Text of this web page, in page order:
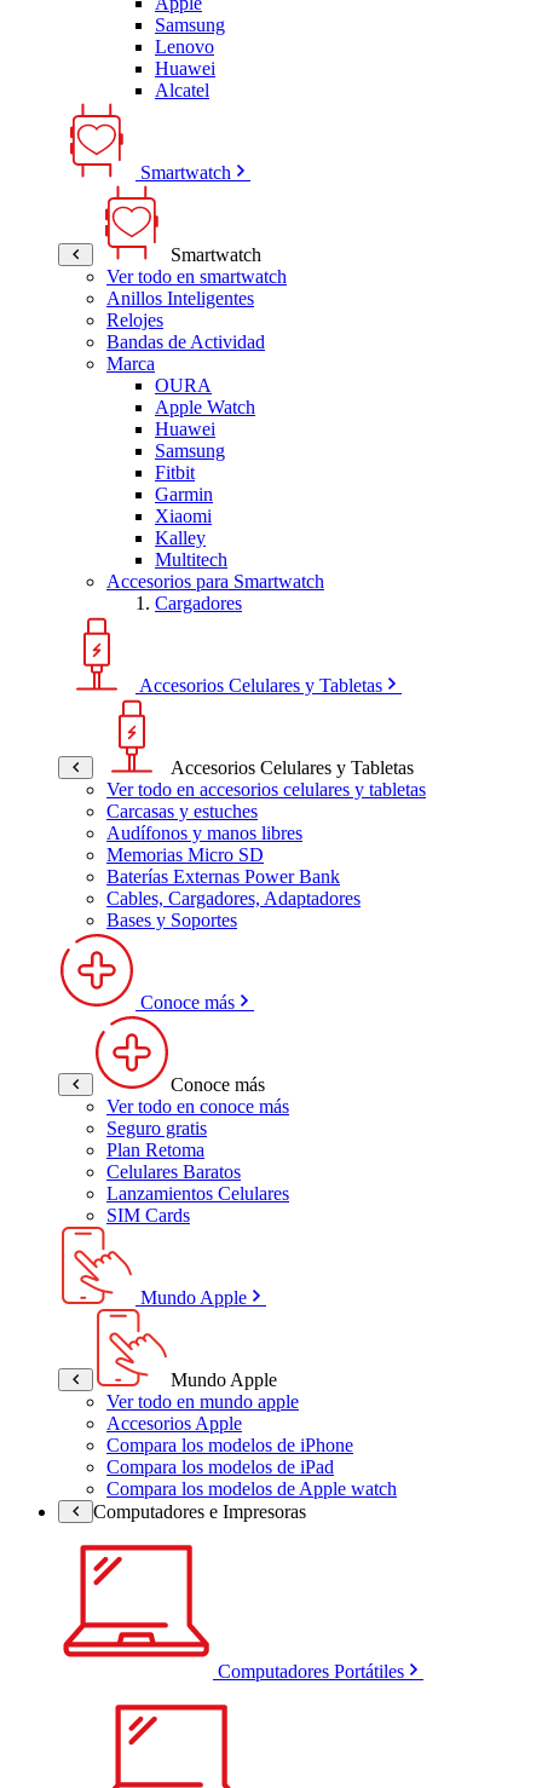
Samsung
Lenovo
Huawei
Alcatel
Smartwatch
Smartwatch
Ver todo en smartwatch
Anillos Inteligentes
Relojes
Bandas de Actividad
Marca
OURA
Apple Watch
Huawei
Samsung
Fitbit
Garmin
Xiaomi
Kalley
Multitech
Accesorios para Smartwatch
Cargadores
Accesorios Celulares y Tabletas
Accesorios Celulares y Tabletas
Ver todo en accesorios celulares y tabletas
Carcasas y estuches
Audífonos y manos libres
Memorias Micro SD
Baterías Externas Power Bank
Cables, Cargadores, Adaptadores
Bases y Soportes
Conoce más
Conoce más
Ver todo en conoce más
Seguro gratis
Plan Retoma
Celulares Baratos
Lanzamientos Celulares
SIM Cards
Mundo Apple
Mundo Apple
Ver todo en mundo apple
Accesorios Apple
Compara los modelos de iPhone
Compara los modelos de iPad
Compara los modelos de Apple watch
Computadores e Impresoras
Computadores Portátiles